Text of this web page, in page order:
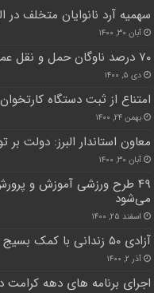
سهمیه آرد نانوایان متخلف در
آبان ۳۰, ۱۴۰۰
۷۰ درصد ناوگان حمل و نقل عمومی فردیس فرسوده است
دی ۵, ۱۴۰۰
امتناع از ثبت دستگاه
بهمن ۲۴, ۱۴۰۰
معاون استاندار البرز: دولت
آبان ۳۰, ۱۴۰۰
می‌شود
اسفند ۲۵, ۱۴۰۰
آزادی ۵۰ زندانی با کمک بسیج حقوقدانان و ستاد دیه استان البرز
آذر ۲, ۱۴۰۰
اجرای برنامه های دهه کرامت